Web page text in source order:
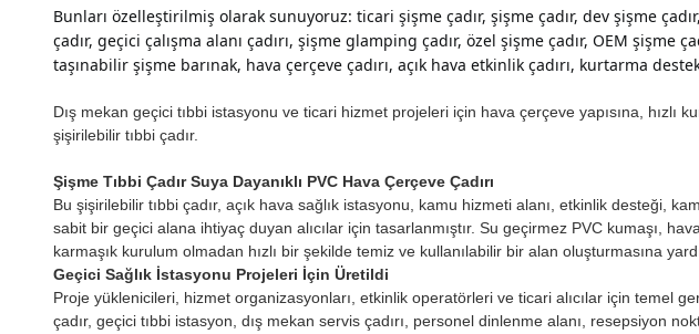
Bunları özelleştirilmiş olarak sunuyoruz: ticari şişme çadır, şişme çadır, dev şişme
çadır, geçici çalışma alanı çadırı, şişme glamping çadır, özel şişme çadır, OEM şişme
taşınabilir şişme barınak, hava çerçeve çadırı, açık hava etkinlik çadırı, kurtarma
Dış mekan geçici tıbbi istasyonu ve ticari hizmet projeleri için hava çerçeve yapısına,
şişirilebilir tıbbi çadır.
Şişme Tıbbi Çadır Suya Dayanıklı PVC Hava Çerçeve Çadırı
Bu şişirilebilir tıbbi çadır, açık hava sağlık istasyonu, kamu hizmeti alanı, etkinlik desteği,
sabit bir geçici alana ihtiyaç duyan alıcılar için tasarlanmıştır. Su geçirmez PVC kumaşı,
karmaşık kurulum olmadan hızlı bir şekilde temiz ve kullanılabilir bir alan oluşturmasına
Geçici Sağlık İstasyonu Projeleri İçin Üretildi
Proje yüklenicileri, hizmet organizasyonları, etkinlik operatörleri ve ticari alıcılar için temel
çadır, geçici tıbbi istasyon, dış mekan servis çadırı, personel dinlenme alanı, resepsiyon